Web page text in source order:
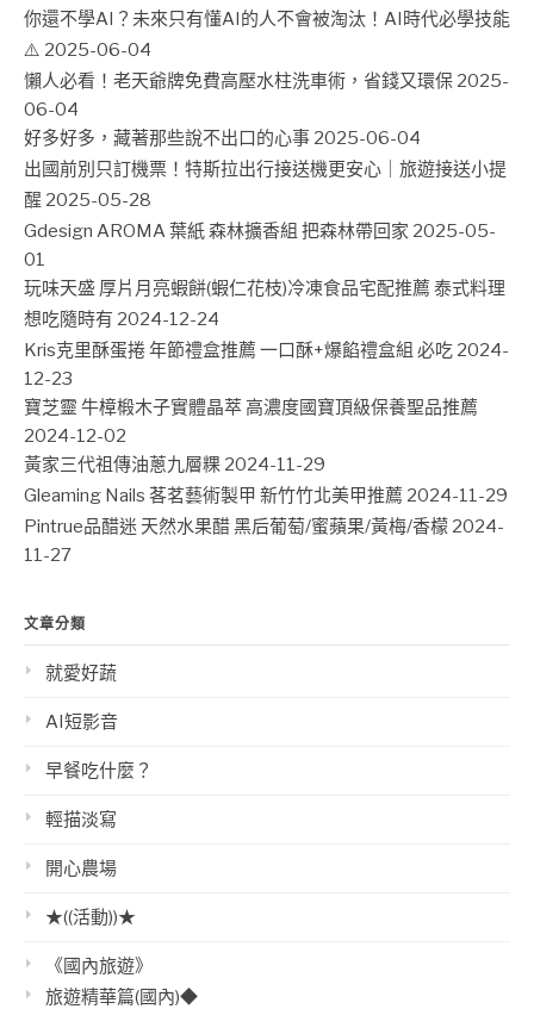
你還不學AI？未來只有懂AI的人不會被淘汰！AI時代必學技能
⚠️ 2025-06-04
懶人必看！老天爺牌免費高壓水柱洗車術，省錢又環保 2025-
06-04
好多好多，藏著那些說不出口的心事 2025-06-04
出國前別只訂機票！特斯拉出行接送機更安心｜旅遊接送小提
醒 2025-05-28
Gdesign AROMA 葉紙 森林擴香組 把森林帶回家 2025-05-
01
玩味天盛 厚片月亮蝦餅(蝦仁花枝)冷凍食品宅配推薦 泰式料理
想吃隨時有 2024-12-24
Kris克里酥蛋捲 年節禮盒推薦 一口酥+爆餡禮盒組 必吃 2024-
12-23
寶芝靈 牛樟椴木子實體晶萃 高濃度國寶頂級保養聖品推薦
2024-12-02
黃家三代祖傳油蔥九層粿 2024-11-29
Gleaming Nails 茖茗藝術製甲 新竹竹北美甲推薦 2024-11-29
Pintrue品醋迷 天然水果醋 黑后葡萄/蜜蘋果/黃梅/香檬 2024-
11-27
文章分類
就愛好蔬
AI短影音
早餐吃什麼？
輕描淡寫
開心農場
★((活動))★
《國內旅遊》
旅遊精華篇(國內)◆